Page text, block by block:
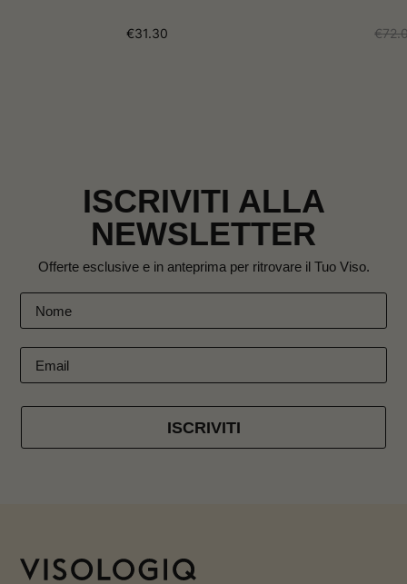
€31.30 €
ISCRIVITI ALLA
NEWSLETTER
Offerte esclusive e in anteprima per ritrovare il Tuo Viso.
ISCRIVITI